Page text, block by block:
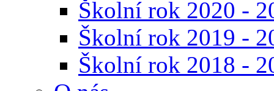
Školní rok 2020 -
Školní rok 2019 -
Školní rok 2018 -